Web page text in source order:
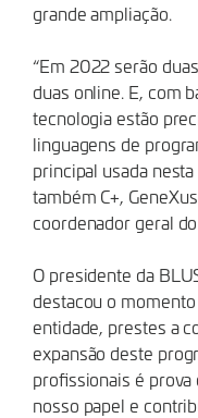
grande ampliação.
“Em 2022 serão
duas online. E, com
tecnologia estão
linguagens de
principal usada
também C+,
coordenador geral
O presidente da
destacou o
entidade, prestes a
expansão deste
profissionais é
nosso papel e